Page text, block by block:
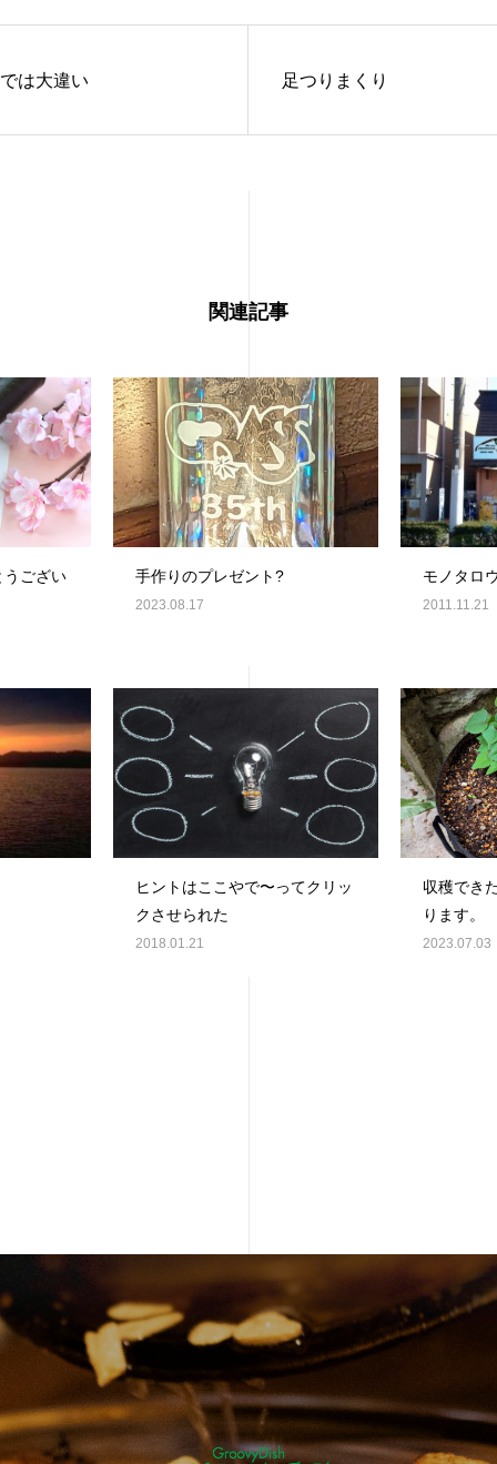
は大違い 足つりまくり
関連記事
うござい 手作りのプレゼント?
2023.08.17
モノタロウ
2011.11.21
ヒントはここやで〜ってクリッ
クさせられた
2018.01.21
収穫でき
ります。
2023.07.03